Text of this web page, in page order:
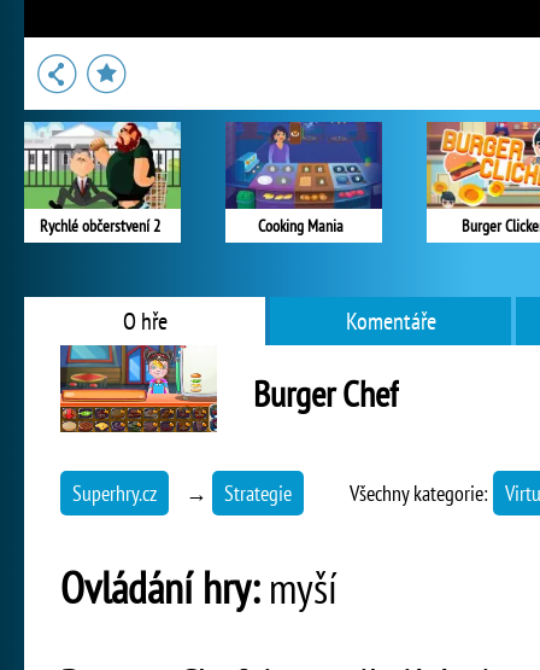
Rychlé občerstvení 2 Cooking Mania Burger
O hře Komentáře
Burger Chef
Superhry.cz → Strategie Všechny kategorie:
Ovládání hry:myší